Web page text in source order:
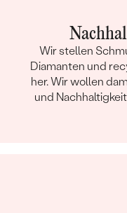
Wir stellen
Diamanten und
her. Wir wollen
und